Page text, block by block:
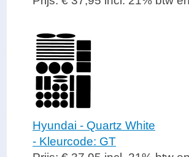
Hyundai - Quartz White
- Kleurcode: GT